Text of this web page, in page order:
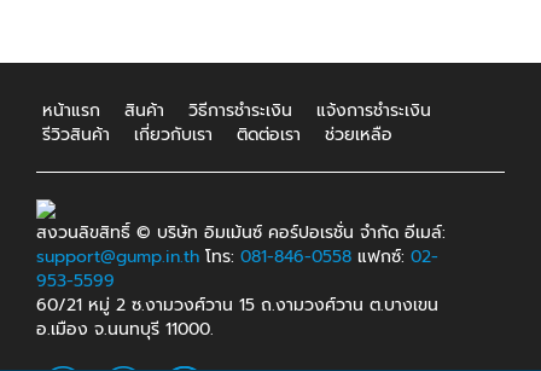
หน้าแรก สินค้า วิธีการชำระเงิน
แจ้งการชำระเงิน
รีวิวสินค้า
เกี่ยวกับเรา ติดต่อเรา ช่วยเหลือ
สงวนลิขสิทธิ์ © บริษัท อิมเม้นซ์ คอร์ปอเรชั่น จำกัด อีเมล์:
support@gump.in.th โทร: 081-846-0558 แฟกซ์: 02-
953-5599
60/21 หมู่ 2 ซ.งามวงศ์วาน 15 ถ.งามวงศ์วาน ต.บางเขน
อ.เมือง จ.นนทบุรี 11000.